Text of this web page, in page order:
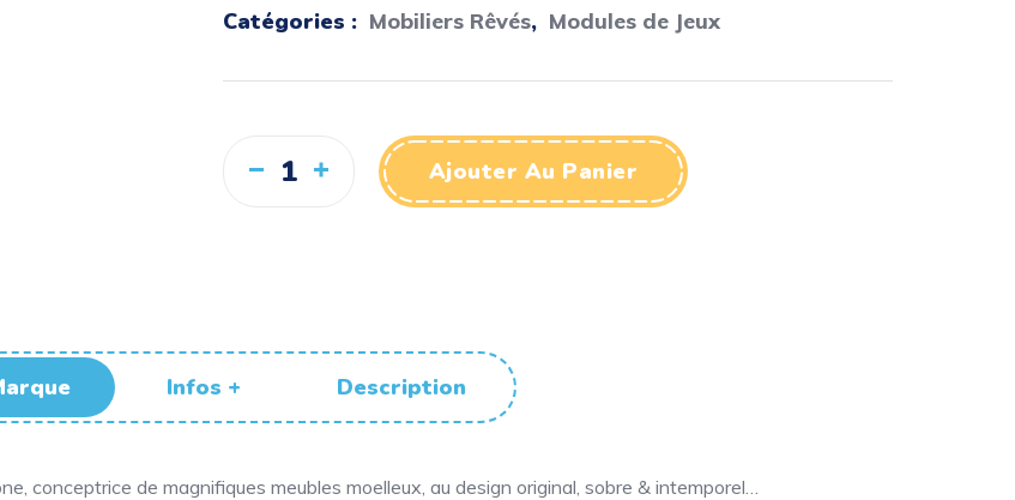
Catégories : Mobiliers Rêvés, Modules de Jeux
Ajouter Au Panier
Infos + Description
conceptrice de magnifiques meubles moelleux, au design original, sobre & intemporel…